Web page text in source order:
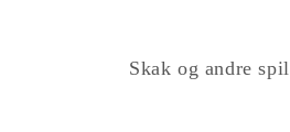
Skak og andre spil